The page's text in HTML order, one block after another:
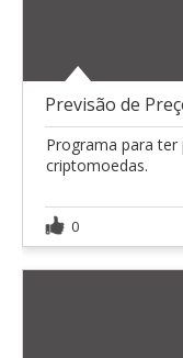
Programa para
criptomoedas.
0